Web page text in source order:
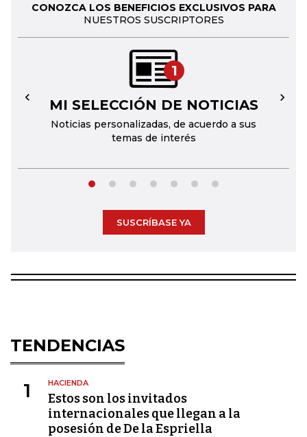
CONOZCA LOS BENEFICIOS EXCLUSIVOS PARA
NUESTROS SUSCRIPTORES
1
MI SELECCIÓN DE NOTICIAS
Noticias personalizadas, de acuerdo a sus
temas de interés
← →
SUSCRÍBASE YA
TENDENCIAS
1 HACIENDA
Estos son los invitados
internacionales que llegan a la
posesión de De la Espriella